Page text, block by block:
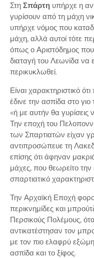
Στη Σπάρτη υπήρχε η
γυρίσουν από τη μάχη
υπήρχε νόμος που
μάχη, αλλά αυτοί τότε
όπως ο Αριστόδημος
διαταγή του Λεωνίδα να
περικυκλωθεί.
Είναι χαρακτηριστικό
έδινε την ασπίδα στο
«ή με αυτήν θα
Την εποχή του
των Σπαρτιατών είχαν
αντιπροσώπευε τη
επίσης ότι άφηναν
μάχες, που θεωρείτο
σπαρτιατικό
Την Αρχαϊκή Εποχή
περικνημίδες και
Περσικούς Πολέμους,
αντικατέστησαν τον
με τον πιο ελαφρύ
ασπίδα και το ξίφος.